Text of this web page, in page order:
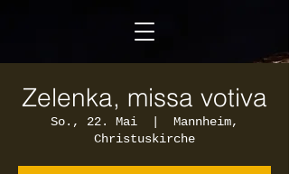
Zelenka, missa votiva
So., 22. Mai
Mannheim,
Christuskirche